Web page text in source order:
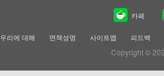
카페
우리에 대해 면책성명 사이트맵 피드백
Copyright ©